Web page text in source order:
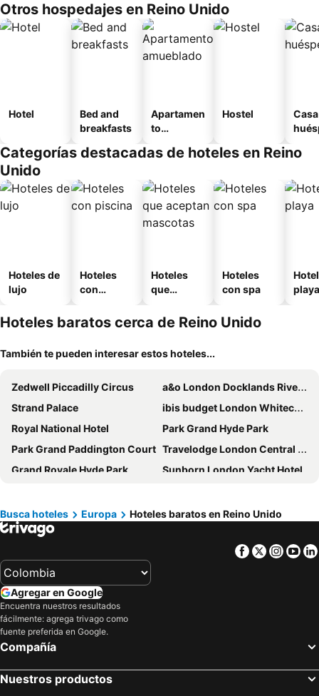
Otros hospedajes en Reino Unido
Hotel
Bed and
breakfasts
Apartamen
to
o
Hostel
Categorías destacadas de hoteles en Reino
Unido
Hoteles de
lujo
Hoteles
con
Hoteles
que
mascotas
Hoteles
con spa
playa
Hoteles baratos cerca de Reino Unido
También te pueden interesar estos hoteles...
Zedwell Piccadilly Circus
a&o London Docklands Riverside
Strand Palace
ibis budget London Whitechapel - Brick Lane
Royal National Hotel
Park Grand Hyde Park
Park Grand Paddington Court Travelodge London Central City Road
Grand Royale Hyde Park
Sunborn London Yacht Hotel
Redwood House Hotel
Premier Inn Heathrow Airport Terminal 4
hub by Premier Inn Edinburgh Royal Mile hotel
Holiday Inn Express London - Newbury Park, an IHG Hotel
Holiday Inn Express Manchester Airport by IHG
Travelodge Gatwick Airport Central
West Beach Hotel Brighton
Sofitel London Heathrow
Travelodge London Wembley
easyHotel Oxford
Busca hoteles Europa Hoteles baratos en Reino Unido
Facebook
Twitter
Agregar en Google
Encuentra nuestros resultados
fácilmente: agrega trivago como
fuente preferida en Google.
Compañía
Nuestros productos